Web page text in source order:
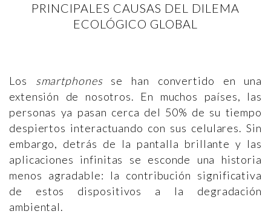
PRINCIPALES CAUSAS DEL DILEMA
ECOLÓGICO GLOBAL
Los smartphonesse han convertido en una
extensión de nosotros. En muchos países, las
personas ya pasan cerca del 50% de su tiempo
despiertos interactuando con sus celulares. Sin
embargo, detrás de la pantalla brillante y las
aplicaciones infinitas se esconde una historia
menos agradable: la contribución significativa
de estos dispositivos a la degradación
ambiental.